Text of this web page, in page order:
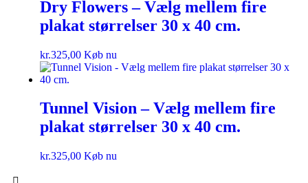
Dry Flowers – Vælg mellem fire
plakat størrelser 30 x 40 cm.
kr.325,00 Køb nu
Tunnel Vision – Vælg mellem fire
plakat størrelser 30 x 40 cm.
kr.325,00 Køb nu